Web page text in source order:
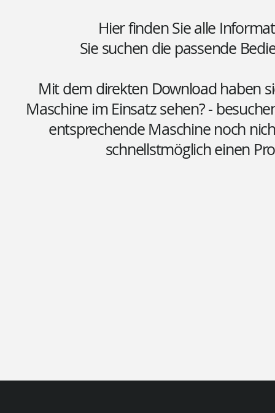
Hier finden Sie alle
Sie suchen die passende
Mit dem direkten Download haben
Maschine im Einsatz sehen? -
entsprechende Maschine noch
schnellstmöglich einen